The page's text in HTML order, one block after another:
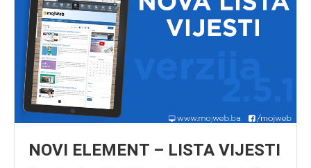
NOVI ELEMENT – LISTA VIJESTI